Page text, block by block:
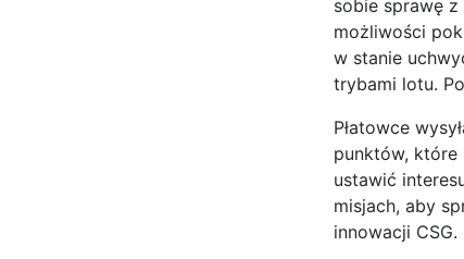
sobie sprawę z
możliwości
w stanie
trybami lotu.
Płatowce
punktów, które
ustawić
misjach, aby
innowacji CSG.